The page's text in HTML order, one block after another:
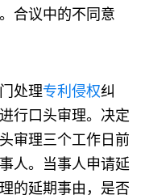
合议中的不同意
处理专利 侵权纠
行口头审理。决定
审理三个工作日前
人。当事人申请延
的延期事由，是否